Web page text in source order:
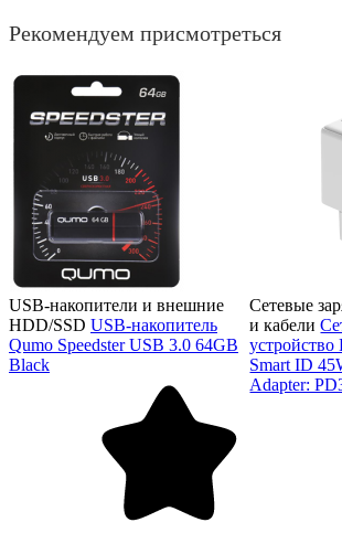
Рекомендуем присмотреться
USB-накопители и внешние
HDD/SSD USB-накопитель
Qumo Speedster USB 3.0 64GB
Black
Сетевые
и кабели
Smart ID
Adapter: